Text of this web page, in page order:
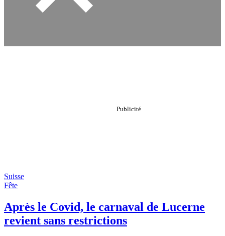
Suisse
Fête
Après le Covid, le carnaval de Lucerne
revient sans restrictions